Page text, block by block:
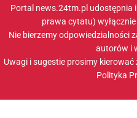
Portal news.24tm.pl udostępnia
prawa cytatu)
Nie bierzemy odpowiedzialności
autorów i
Uwagi i sugestie prosimy kierować
Polityka